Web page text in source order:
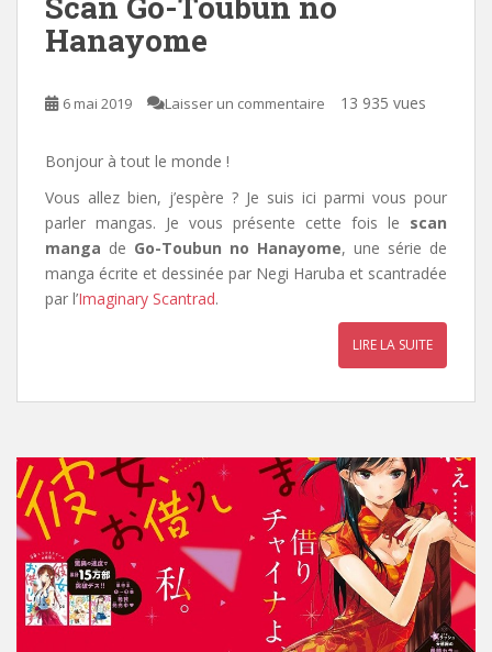
Hanayome
6 mai 2019 Laisser un commentaire 13 935 vues
Bonjour à tout le monde !
Vous allez bien, j’espère ? Je suis ici parmi vous pour
parler mangas. Je vous présente cette fois le scan
manga de Go-Toubun no Hanayome, une série de
manga écrite et dessinée par Negi Haruba et scantradée
par l’Imaginary Scantrad.
LIRE LA SUITE